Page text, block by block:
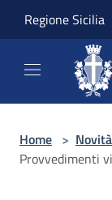
Regione Sicilia
Home > Novità
Provvedimenti